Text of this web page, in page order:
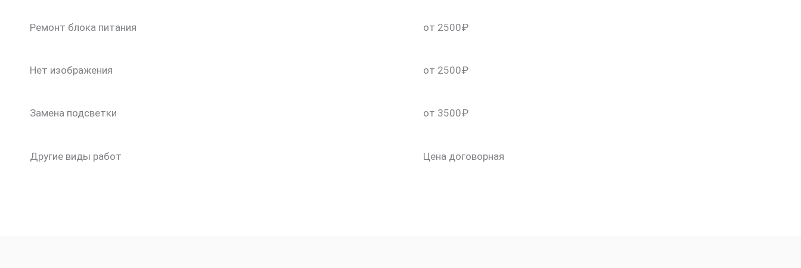
Ремонт блока питания от 2500₽
Нет изображения от 2500₽
Замена подсветки от 3500₽
Другие виды работ Цена договорная